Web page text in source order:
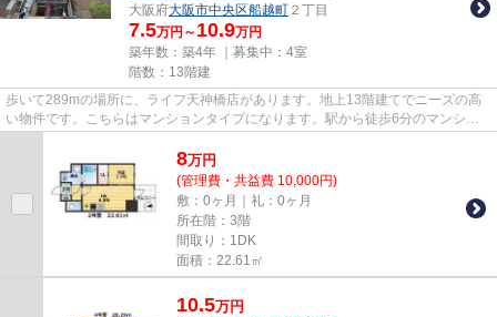
大阪府大阪市中央区船越町 ２丁目
7.5万円～ 10.9万円
築年数：築4年 ｜募集中： 4室
階数：13階建
歩いて289mの場所に、ライフ天神橋店があります。地上13階建てでニーズの高
い物件です。こちらはマンションタイプになります。駅から徒歩6分のマンショ
8万円
(管理費・共益費 10,000円)
敷：0ヶ月｜礼：0ヶ月
所在階：3階
間取り：1DK
面積：22.61㎡
10.5万円